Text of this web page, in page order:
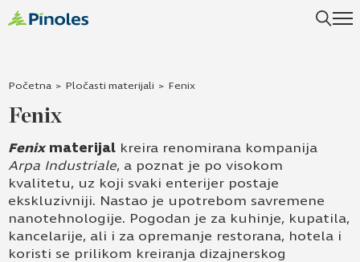
Početna > Pločasti materijali > Fenix
Fenix
Fenix materijal kreira renomirana kompanija
Arpa Industriale, a poznat je po visokom
kvalitetu, uz koji svaki enterijer postaje
ekskluzivniji. Nastao je upotrebom savremene
nanotehnologije. Pogodan je za kuhinje, kupatila,
kancelarije, ali i za opremanje restorana, hotela i
koristi se prilikom kreiranja dizajnerskog